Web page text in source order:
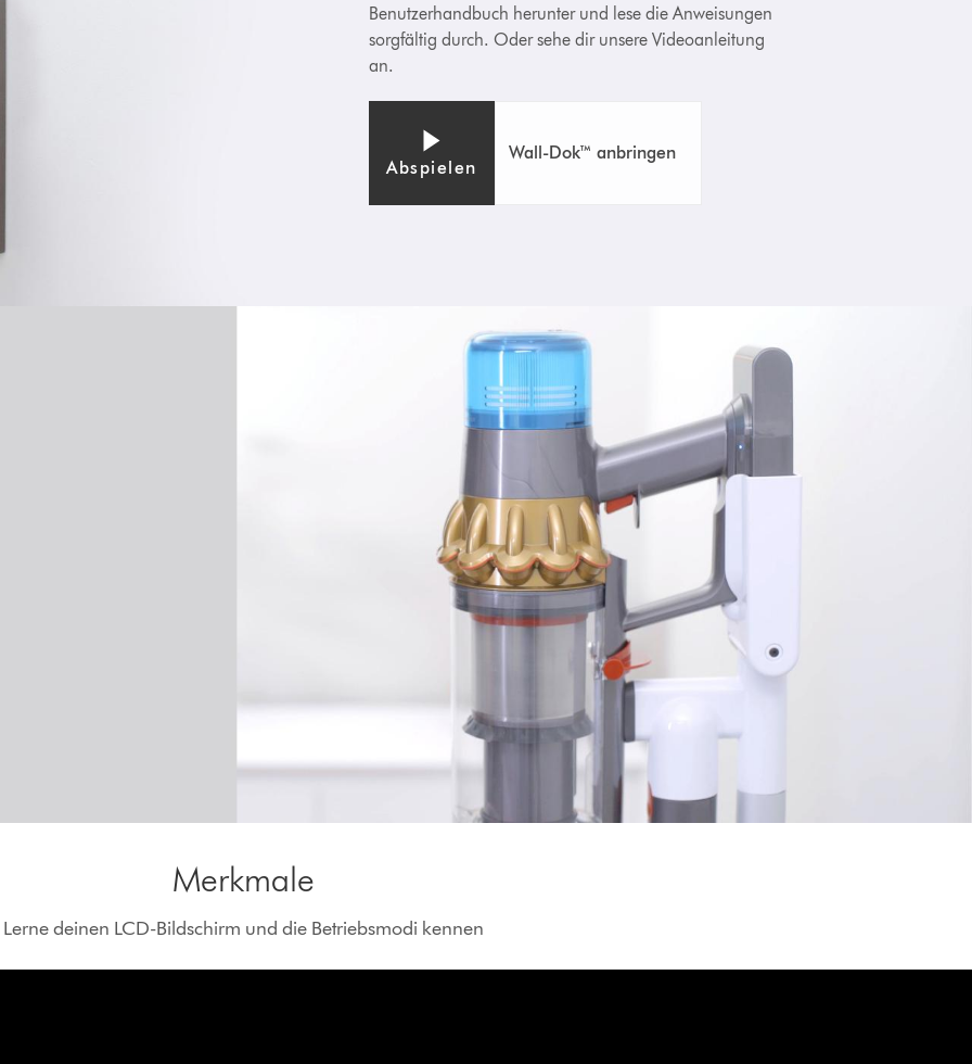
Benutzerhandbuch herunter und lese die Anweisungen
sorgfältig durch. Oder sehe dir unsere Videoanleitung
an.
Abspielen
Wall-Dok™ anbringen
Merkmale
Lerne deinen LCD-Bildschirm und die Betriebsmodi kennen